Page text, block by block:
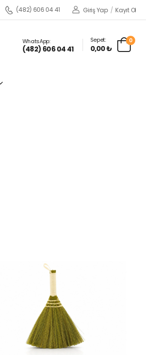
(482) 606 04 41 Giriş Yap / Kayıt Ol
WhatsApp:
(482) 606 04 41
Sepet:
0,00 ₺
0